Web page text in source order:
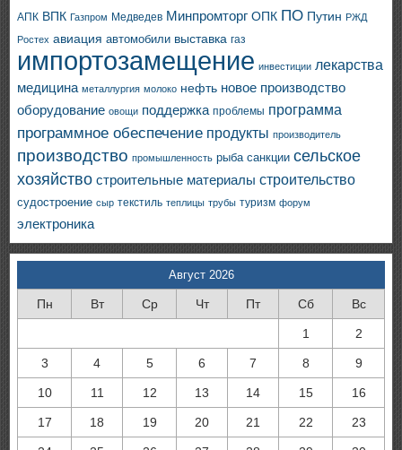
АПК ВПК Газпром Медведев Минпромторг ОПК ПО Путин РЖД
Ростех авиация автомобили выставка газ
импортозамещение инвестиции лекарства
медицина металлургия молоко нефть новое производство
оборудование овощи поддержка проблемы программа
программное обеспечение продукты производитель
производство промышленность рыба санкции сельское
хозяйство строительные материалы строительство
судостроение сыр текстиль теплицы трубы туризм форум
электроника
Август 2026
Пн Вт Ср Чт Пт Сб Вс
1 2
3 4 5 6 7 8 9
10 11 12 13 14 15 16
17 18 19 20 21 22 23